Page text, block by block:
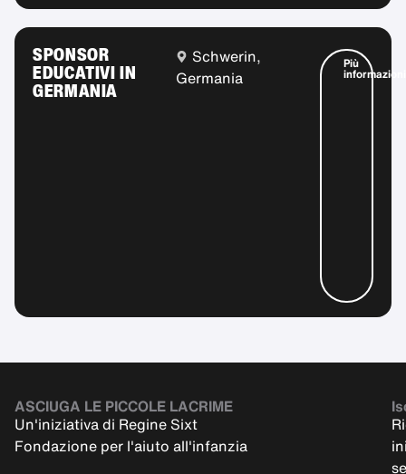
SPONSOR
EDUCATIVI IN
GERMANIA
Schwerin,
Germania
Più
informazioni
ASCIUGA LE PICCOLE LACRIME
Un'iniziativa di Regine Sixt
Fondazione per l'aiuto all'infanzia